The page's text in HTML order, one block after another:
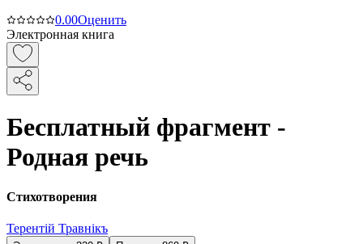
0.00Оценить
Электронная книга
Бесплатный фрагмент -
Родная речь
Стихотворения
Терентiй Травнiкъ